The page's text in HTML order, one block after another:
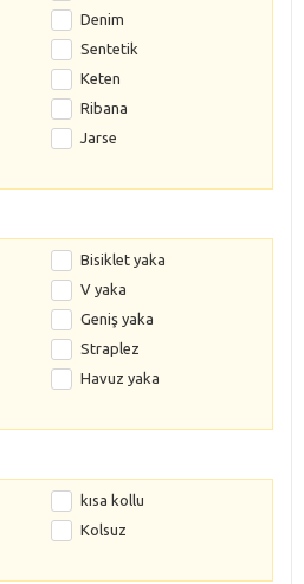
Denim
Sentetik
Keten
Ribana
Jarse
Bisiklet yaka
V yaka
Geniş yaka
Straplez
Havuz yaka
kısa kollu
Kolsuz